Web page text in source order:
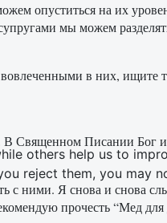
опуститься на их
мы можем
в них, ищите
Священном Писании Бог
с ними. Я снова и снова
прочесть “Мед для
others help us to
reject them, you may